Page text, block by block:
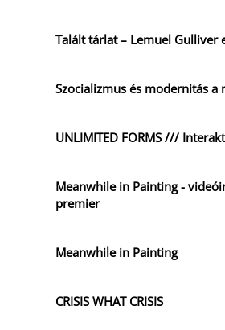
Talált tárlat – Lemuel Gulliver
Szocializmus és modernitás
UNLIMITED FORMS ///
Meanwhile in Painting -
premier
Meanwhile in Painting
CRISIS WHAT CRISIS